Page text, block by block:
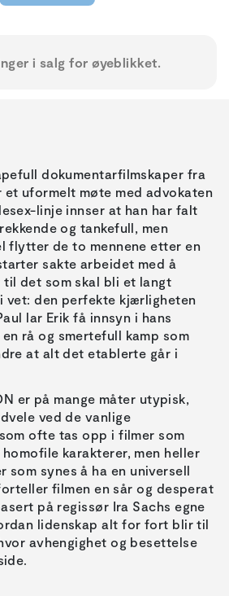
i salg for øyeblikket.
dokumentarfilmskaper fra
et uformelt møte med advokaten
linje innser at han har falt
og tankefull, men
flytter de to mennene etter en
sakte arbeidet med å
til det som skal bli et langt
vet: den perfekte kjærligheten
lar Erik få innsyn i hans
rå og smertefull kamp som
at alt det etablerte går i
er på mange måter utypisk,
ved de vanlige
ofte tas opp i filmer som
karakterer, men heller
som synes å ha en universell
filmen en sår og desperat
på regissør Ira Sachs egne
lidenskap alt for fort blir til
avhengighet og besettelse